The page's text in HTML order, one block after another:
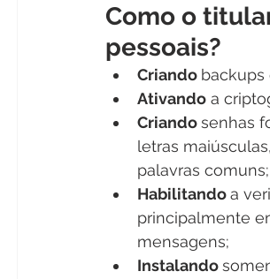
Como o
pessoais?
Criando backups
Ativando a
Criando senhas
letras
palavras comuns;
Habilitando a
principalmente
mensagens;
Instalando